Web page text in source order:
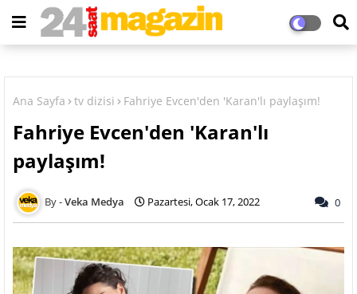
Ana Sayfa tv dizisi Fahriye Evcen'den 'Karan'lı paylaşım!
Fahriye Evcen'den 'Karan'lı
paylaşım!
Veka Medya Pazartesi, Ocak 17, 2022 0